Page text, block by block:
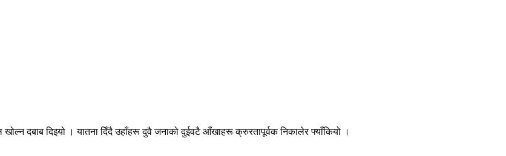
खोल्न दबाब दिइयो । यातना दिँदै उहाँहरू दुवै जनाको दुईवटै आँखाहरू क्रुरतापूर्वक निकालेर फ्याँकियो ।